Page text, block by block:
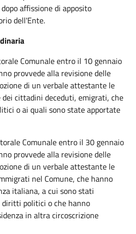
affissione di apposito
dell'Ente.
Comunale entro il 10 gennaio
provvede alla revisione delle
di un verbale attestante le
cittadini deceduti, emigrati, che
o ai quali sono state apportate
Comunale entro il 30 gennaio
provvede alla revisione delle
di un verbale attestante le
nel Comune, che hanno
italiana, a cui sono stati
politici o che hanno
in altra circoscrizione